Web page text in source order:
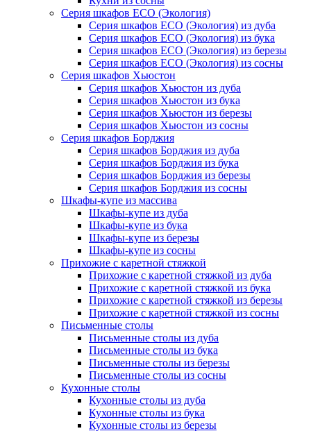
Серия шкафов ECO (Экология)
Серия шкафов ECO (Экология) из дуба
Серия шкафов ECO (Экология) из бука
Серия шкафов ECO (Экология) из березы
Серия шкафов ECO (Экология) из сосны
Серия шкафов Хьюстон
Серия шкафов Хьюстон из дуба
Серия шкафов Хьюстон из бука
Серия шкафов Хьюстон из березы
Серия шкафов Хьюстон из сосны
Серия шкафов Борджия
Серия шкафов Борджия из дуба
Серия шкафов Борджия из бука
Серия шкафов Борджия из березы
Серия шкафов Борджия из сосны
Шкафы-купе из массива
Шкафы-купе из дуба
Шкафы-купе из бука
Шкафы-купе из березы
Шкафы-купе из сосны
Прихожие с каретной стяжкой
Прихожие с каретной стяжкой из дуба
Прихожие с каретной стяжкой из бука
Прихожие с каретной стяжкой из березы
Прихожие с каретной стяжкой из сосны
Письменные столы
Письменные столы из дуба
Письменные столы из бука
Письменные столы из березы
Письменные столы из сосны
Кухонные столы
Кухонные столы из дуба
Кухонные столы из бука
Кухонные столы из березы